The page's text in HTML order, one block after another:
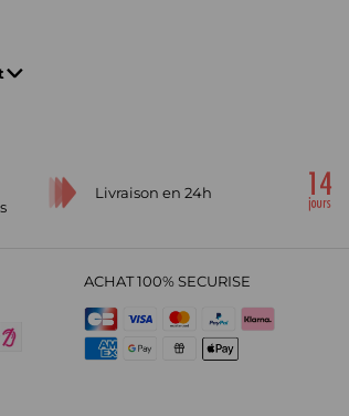
Livraison en 24h
ACHAT 100% SECURISE